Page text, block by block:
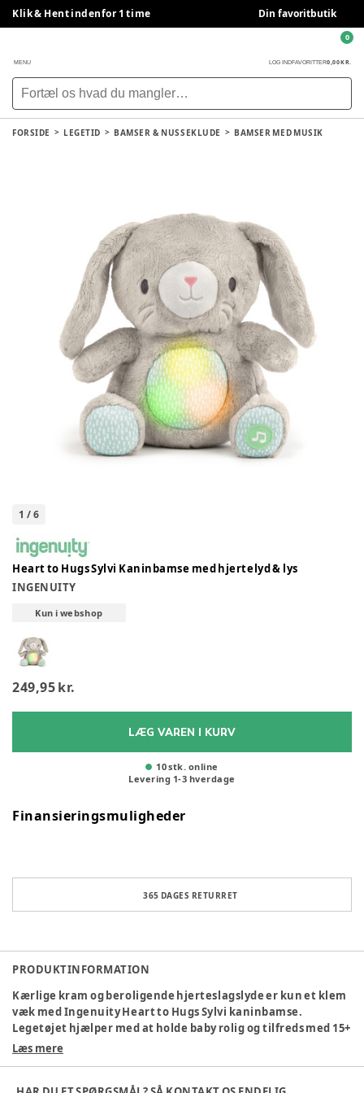
Klik & Hent indenfor 1 time Din favoritbutik
MENU LOG INDFAVORITTER0,00 KR.
0
FORSIDE LEGETID BAMSER & NUSSEKLUDE BAMSER MED MUSIK
1 /6
Heart to Hugs Sylvi Kaninbamse med hjertelyd & lys
INGENUITY
Kun i webshop
249,95 kr.
LÆG VAREN I KURV
10 stk. online
Levering 1-3 hverdage
Finansieringsmuligheder
365 DAGES RETURRET
PRODUKTINFORMATION
Kærlige kram og beroligende hjerteslagslyde er kun et klem
væk med Ingenuity Heart to Hugs Sylvi kaninbamse.
Legetøjet hjælper med at holde baby rolig og tilfreds med 15+
minutters hjerteslagslyde, vuggeviser med naturtema,
Læs mere